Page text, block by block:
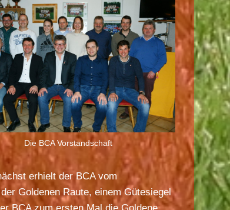
Die BCA Vorstandschaft
erhielt der BCA vom
Goldenen Raute, einem Gütesiegel